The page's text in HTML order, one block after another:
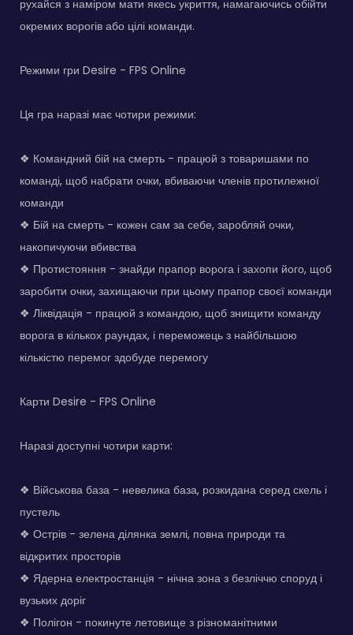
рухайся з наміром мати якесь укриття, намагаючись обійти
окремих ворогів або цілі команди.
Режими гри Desire - FPS Online
Ця гра наразі має чотири режими:
❖ Командний бій на смерть - працюй з товаришами по
команді, щоб набрати очки, вбиваючи членів протилежної
команди
❖ Бій на смерть - кожен сам за себе, заробляй очки,
накопичуючи вбивства
❖ Протистояння - знайди прапор ворога і захопи його, щоб
заробити очки, захищаючи при цьому прапор своєї команди
❖ Ліквідація - працюй з командою, щоб знищити команду
ворога в кількох раундах, і переможець з найбільшою
кількістю перемог здобуде перемогу
Карти Desire - FPS Online
Наразі доступні чотири карти:
❖ Військова база - невелика база, розкидана серед скель і
пустель
❖ Острів - зелена ділянка землі, повна природи та
відкритих просторів
❖ Ядерна електростанція - нічна зона з безліччю споруд і
вузьких доріг
❖ Полігон - покинуте летовище з різноманітними